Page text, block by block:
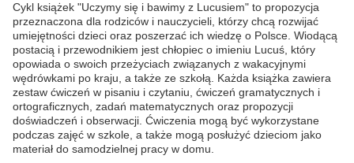
Cykl książek "Uczymy się i bawimy z Lucusiem" to propozycja
przeznaczona dla rodziców i nauczycieli, którzy chcą rozwijać
umiejętności dzieci oraz poszerzać ich wiedzę o Polsce. Wiodącą
postacią i przewodnikiem jest chłopiec o imieniu Lucuś, który
opowiada o swoich przeżyciach związanych z wakacyjnymi
wędrówkami po kraju, a także ze szkołą. Każda książka zawiera
zestaw ćwiczeń w pisaniu i czytaniu, ćwiczeń gramatycznych i
ortograficznych, zadań matematycznych oraz propozycji
doświadczeń i obserwacji. Ćwiczenia mogą być wykorzystane
podczas zajęć w szkole, a także mogą posłużyć dzieciom jako
materiał do samodzielnej pracy w domu.